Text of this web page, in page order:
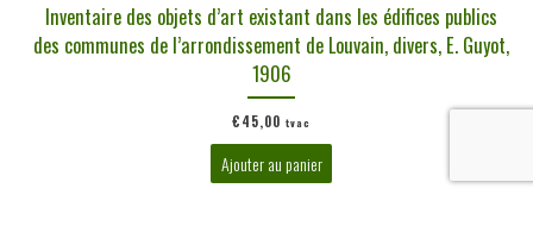
Inventaire des objets d’art existant dans les édifices publics
des communes de l’arrondissement de Louvain, divers, E. Guyot,
1906
€45,00 tvac
Ajouter au panier